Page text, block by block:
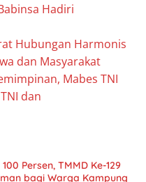
Hadiri
Hubungan Harmonis
dan Masyarakat
Mabes TNI
dan
Persen, TMMD Ke-129
bagi Warga Kampung